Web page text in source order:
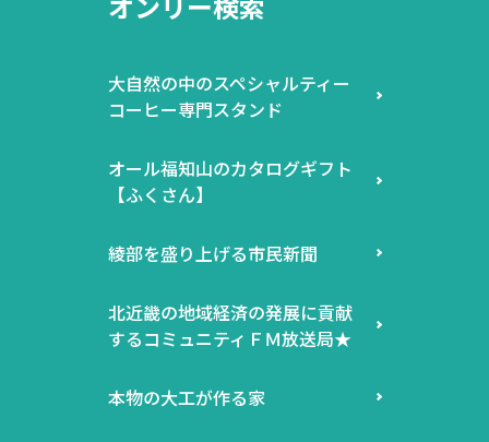
大自然の中のスペシャルティー
コーヒー専門スタンド
オール福知山のカタログギフト
【ふくさん】
綾部を盛り上げる市民新聞
北近畿の地域経済の発展に貢献
するコミュニティＦＭ放送局★
本物の大工が作る家